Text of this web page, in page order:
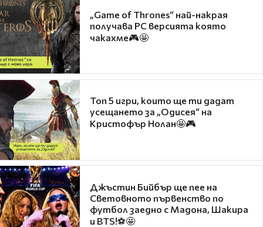
„Game of Thrones“ най-накрая
получава PC версията която
чакахме🎮🤩
Топ 5 игри, които ще ти дадат
усещането за „Одисея“ на
Кристофър Нолан🤩🎮
Джъстин Бийбър ще пее на
Световното първенство по
футбол заедно с Мадона, Шакира
и BTS!⚽🤩